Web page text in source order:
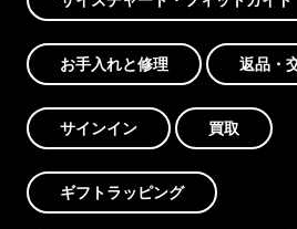
お手入れと修理 返品・
サインイン 買取
ギフトラッピング